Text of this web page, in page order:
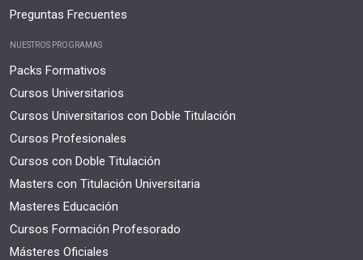
Preguntas Frecuentes
NUESTROS PROGRAMAS
Packs Formativos
Cursos Universitarios
Cursos Universitarios con Doble Titulación
Cursos Profesionales
Cursos con Doble Titulación
Masters con Titulación Universitaria
Masteres Educación
Cursos Formación Profesorado
Másteres Oficiales